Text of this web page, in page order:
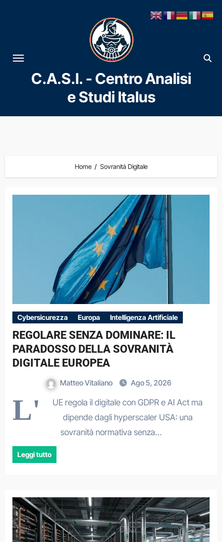
al
contenuto
C.A.S.I. - Centro Analisi
e Studi Italus
Home Sovranità Digitale
Cybersicurezza Europa Intelligenza Artificiale
REGOLARE SENZA DOMINARE: IL
PARADOSSO DELLA SOVRANITÀ
DIGITALE EUROPEA
Matteo Vitaliano Ago 5, 2026
L'
UE regola il digitale con GDPR e AI Act ma
dipende dagli hyperscaler USA: una
sovranità normativa senza…
Leggi tutto